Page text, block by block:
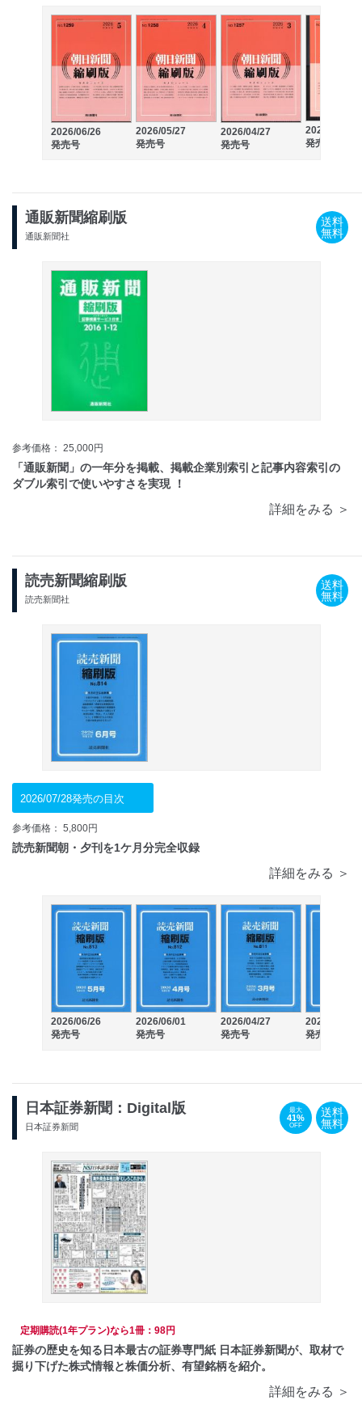
2026/06/26
発売号
2026/05/27
発売号
2026/04/27
発売号
2026/03/27
発売号
通販新聞縮刷版
通販新聞社
送料
無料
参考価格： 25,000円
「通販新聞」の一年分を掲載、掲載企業別索引と記事内容索引の
ダブル索引で使いやすさを実現 ！
詳細をみる ＞
読売新聞縮刷版
読売新聞社
送料
無料
2026/07/28発売の目次
参考価格： 5,800円
読売新聞朝・夕刊を1ケ月分完全収録
詳細をみる ＞
2026/06/26
発売号
2026/06/01
発売号
2026/04/27
発売号
2026/03/30
発売号
日本証券新聞：Digital版
日本証券新聞
最大
41%
OFF
送料
無料
定期購読(1年プラン)なら1冊：98円
証券の歴史を知る日本最古の証券専門紙 日本証券新聞が、取材で
掘り下げた株式情報と株価分析、有望銘柄を紹介。
詳細をみる ＞